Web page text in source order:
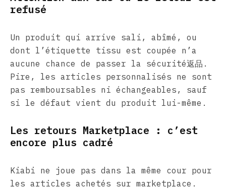
refusé
Un produit qui arrive sali, abîmé, ou
dont l’étiquette tissu est coupée n’a
aucune chance de passer la sécurité返品.
Pire, les articles personnalisés ne sont
pas remboursables ni échangeables, sauf
si le défaut vient du produit lui-même.
Les retours Marketplace : c’est
encore plus cadré
Kiabi ne joue pas dans la même cour pour
les articles achetés sur marketplace.